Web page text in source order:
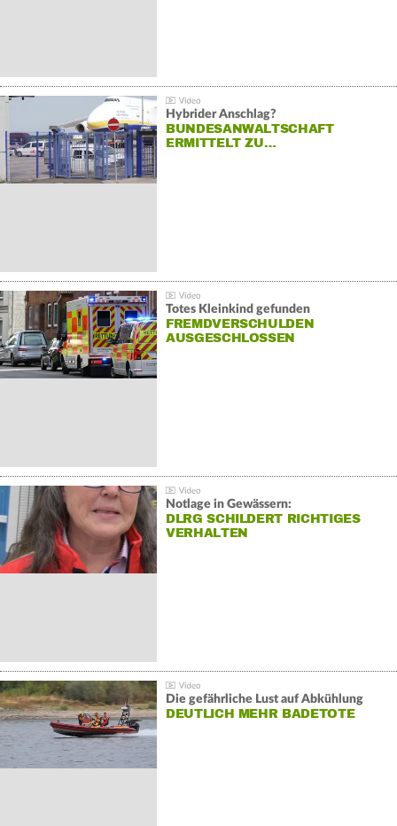
Hybrider Anschlag?
BUNDESANWALTSCHAFT
ERMITTELT ZU…
Totes Kleinkind gefunden
FREMDVERSCHULDEN
AUSGESCHLOSSEN
Notlage in Gewässern:
DLRG SCHILDERT RICHTIGES
VERHALTEN
Die gefährliche Lust auf Abkühlung
DEUTLICH MEHR BADETOTE